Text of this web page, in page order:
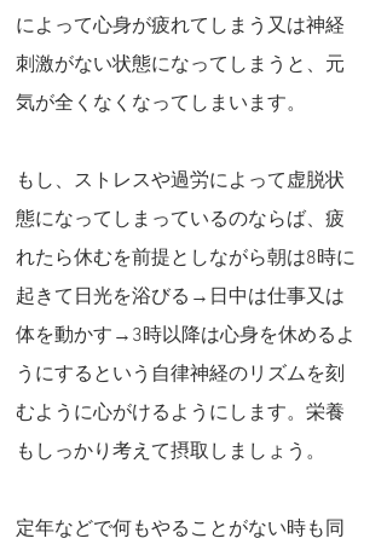
によって心身が疲れてしまう又は神経
刺激がない状態になってしまうと、元
気が全くなくなってしまいます。
もし、ストレスや過労によって虚脱状
態になってしまっているのならば、疲
れたら休むを前提としながら朝は8時に
起きて日光を浴びる→日中は仕事又は
体を動かす→3時以降は心身を休めるよ
うにするという自律神経のリズムを刻
むように心がけるようにします。栄養
もしっかり考えて摂取しましょう。
定年などで何もやることがない時も同